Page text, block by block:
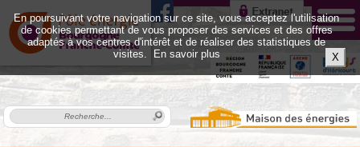
En poursuivant votre navigation sur ce site, vous acceptez l'utilisation
de cookies permettant de vous proposer des services et des offres
adaptés à vos centres d'intérêt et de réaliser des statistiques de
visites.
En savoir plus X